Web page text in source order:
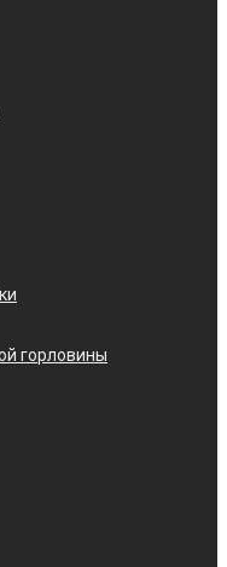
горловины